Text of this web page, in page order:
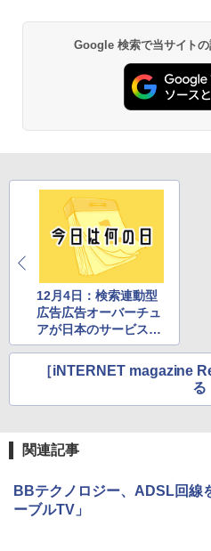
Google 検索で当サイト
12月4日：検索連動型
広告広告オーバーチュ
アが日本のサービスを
本格化した日
［iNTERNET magazine
る
関連記事
BBテクノロジー、ADSL回線
ーブルTV」